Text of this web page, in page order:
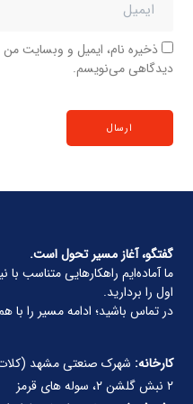
ذخیره نام، ایمیل و وبسایت من
دیدگاهی می‌نویسم.
گفتگو، آغاز مسیر تحول است.
ما آماده‌ایم راهکارهایی متناسب
اول را بردارید.
در تماس باشید؛ ادامه مسیر را با
کارخانه:
۲ نبش گلشن ۲، سوله های قرمز